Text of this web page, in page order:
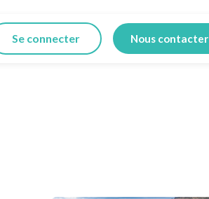
Se connecter Nous contacter